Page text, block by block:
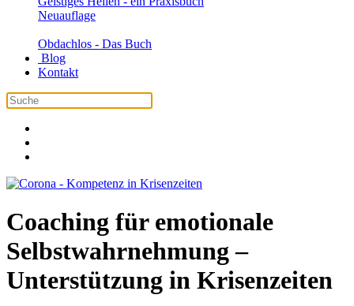
Neuauflage
Obdachlos - Das Buch
Blog
Kontakt
Coaching für emotionale
Selbstwahrnehmung –
Unterstützung in Krisenzeiten